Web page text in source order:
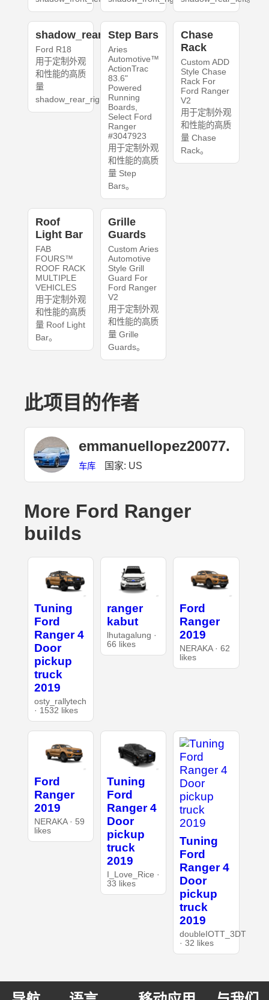
shadow_rear_right
Ford R18
用于定制外观
和性能的高质
量
shadow_rear_right。
Step Bars
Aries
Automotive™
ActionTrac
83.6"
Powered
Running
Boards,
Select Ford
Ranger
#3047923
用于定制外观
和性能的高质
量 Step
Bars。
Chase
Rack
Custom ADD
Style Chase
Rack For
Ford Ranger
V2
用于定制外观
和性能的高质
量 Chase
Rack。
Roof
Light Bar
FAB
FOURS™
ROOF RACK
MULTIPLE
VEHICLES
用于定制外观
和性能的高质
量 Roof Light
Bar。
Grille
Guards
Custom Aries
Automotive
Style Grill
Guard For
Ford Ranger
V2
用于定制外观
和性能的高质
量 Grille
Guards。
此项目的作者
emmanuellopez20077.
车库 国家: US
More Ford Ranger
builds
Tuning
Ford
Ranger 4
Door
pickup
truck
2019
osty_rallytech
· 1532 likes
ranger
kabut
lhutagalung ·
66 likes
Ford
Ranger
2019
NERAKA · 62
likes
Ford
Ranger
2019
NERAKA · 59
likes
Tuning
Ford
Ranger 4
Door
pickup
truck
2019
I_Love_Rice ·
33 likes
Tuning
Ford
Ranger 4
Door
pickup
truck
2019
doubleIOTT_3DT
· 32 likes